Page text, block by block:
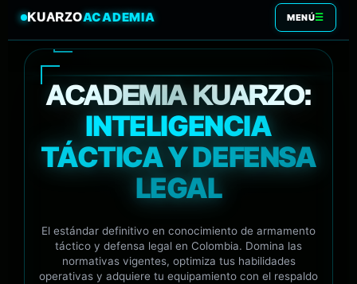
KUARZOACADEMIA MENÚ☰
ACADEMIA KUARZO:
INTELIGENCIA
TÁCTICA Y DEFENSA
LEGAL
El estándar definitivo en conocimiento de armamento
táctico y defensa legal en Colombia. Domina las
normativas vigentes, optimiza tus habilidades
operativas y adquiere tu equipamiento con el respaldo